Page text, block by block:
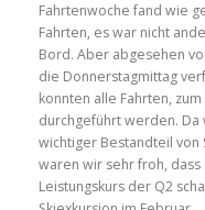
Fahrtenwoche fand wie
Fahrten, es war nicht
Bord. Aber abgesehen
die Donnerstagmittag
konnten alle Fahrten,
durchgeführt werden. Da
wichtiger Bestandteil von
waren wir sehr froh,
Leistungskurs der Q2